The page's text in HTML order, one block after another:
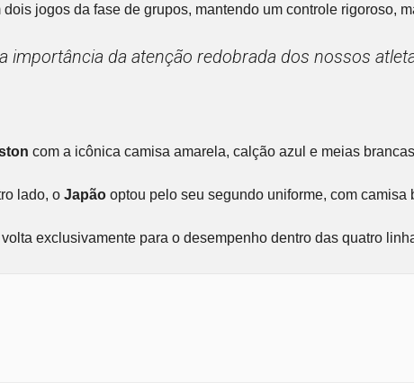
jogos da fase de grupos, mantendo um controle
da atenção redobrada dos nossos
com a icônica camisa amarela, calção azul e meias
lado, o Japão optou pelo seu segundo uniforme, com
exclusivamente para o desempenho dentro das quatro